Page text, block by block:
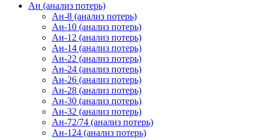
Ан (анализ потерь)
Ан-8 (анализ потерь)
Ан-10 (анализ потерь)
Ан-12 (анализ потерь)
Ан-14 (анализ потерь)
Ан-22 (анализ потерь)
Ан-24 (анализ потерь)
Ан-26 (анализ потерь)
Ан-28 (анализ потерь)
Ан-30 (анализ потерь)
Ан-32 (анализ потерь)
Ан-72/74 (анализ потерь)
Ан-124 (анализ потерь)